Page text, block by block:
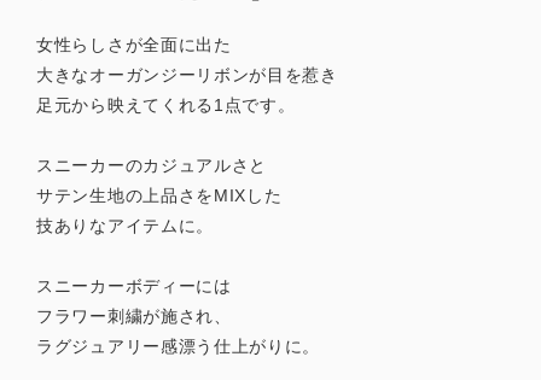
女性らしさが全面に出た
大きなオーガンジーリボンが目を惹き
足元から映えてくれる1点です。
スニーカーのカジュアルさと
サテン生地の上品さをMIXした
技ありなアイテムに。
スニーカーボディーには
フラワー刺繍が施され、
ラグジュアリー感漂う仕上がりに。